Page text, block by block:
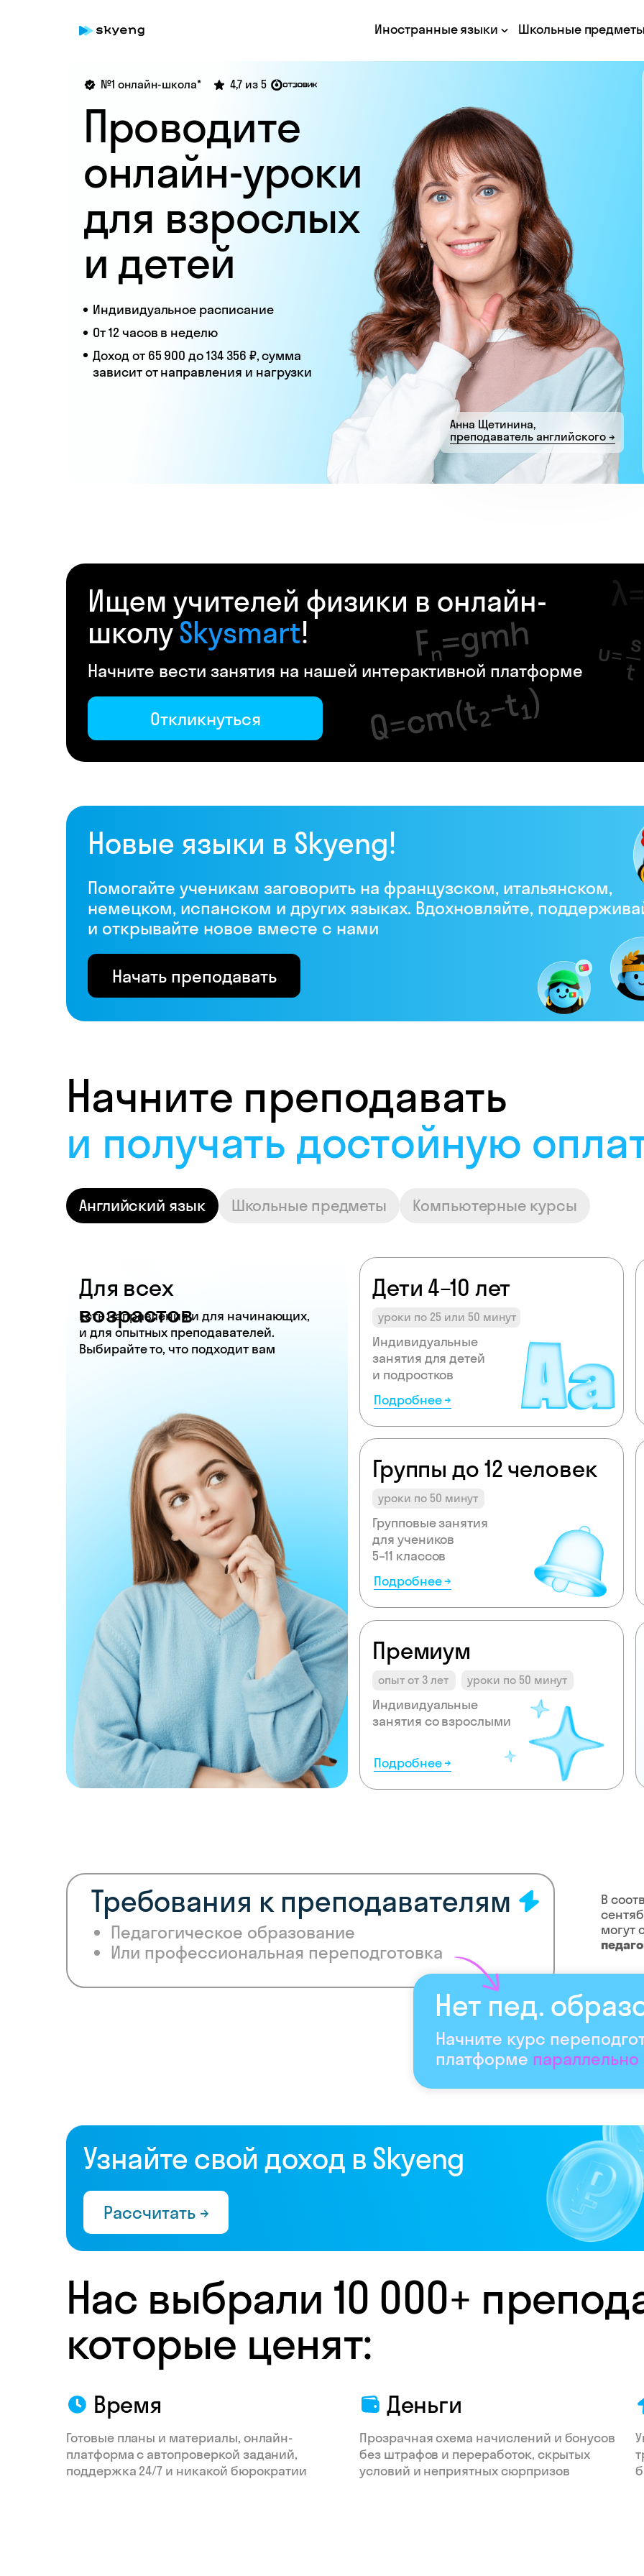
Иностранные языки Школьные
№1 онлайн-школа*
Индивидуальное расписание
От 12 часов в неделю
Доход от 65 900 до 134 356 ₽, сумма
зависит от направления и нагрузки
4,7 из 5
Проводите
онлайн-уроки
для взрослых
и детей
Анна Щетинина,
преподаватель английского →
Ищем учителей физики в онлайн-
школуSkysmart!
Начните вести занятия на нашей интерактивной платформе
Откликнуться
Новые языки в Skyeng!
Помогайте ученикам заговорить на французском, итальянском,
немецком, испанском и других языках. Вдохновляйте,
и открывайте новое вместе с нами
Начать преподавать
Начните преподавать
и получать достойную
Английский язык Школьные предметы Компьютерные курсы
Для всех
возрастов
Есть направления и для начинающих,
и для опытных преподавателей.
Выбирайте то, что подходит вам
Дети 4–10 лет
уроки по 25 или 50 минут
Индивидуальные
занятия для детей
и подростков
Подробнее →
Групповые занятия
для учеников
5–11 классов
уроки по 50 минут
Группы до 12 человек
Подробнее →
Премиум
опыт от 3 лет уроки по 50 минут
Индивидуальные
занятия со взрослыми
Подробнее →
Педагогическое образование
Или профессиональная переподготовка
В
могут
Начните курс
платформе
Требования к преподавателям
Нет пед.
Узнайте свой доход в Skyeng
Рассчитать →
Нас выбрали 10 000+
которые ценят:
Время
Готовые планы и материалы, онлайн-
платформа с автопроверкой заданий,
поддержка 24/7 и никакой бюрократии
Деньги
Прозрачная схема начислений и бонусов
без штрафов и переработок, скрытых
условий и неприятных сюрпризов